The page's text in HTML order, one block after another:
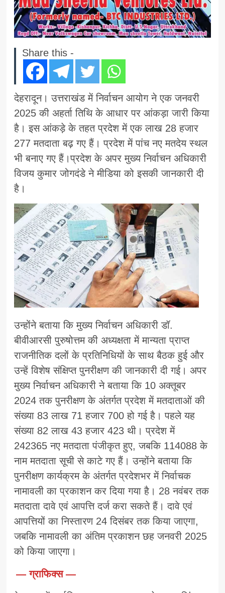
Share this -
देहरादून। उत्तराखंड में निर्वाचन आयोग ने एक जनवरी
2025 की अहर्ता तिथि के आधार पर आंकड़ा जारी किया
है। इस आंकड़े के तहत प्रदेश में एक लाख 28 हजार
277 मतदाता बढ़ गए हैं। प्रदेश में पांच नए मतदेय स्थल
भी बनाए गए हैं।प्रदेश के अपर मुख्य निर्वाचन अधिकारी
विजय कुमार जोगदंडे ने मीडिया को इसकी जानकारी दी
है।
उन्होंने बताया कि मुख्य निर्वाचन अधिकारी डॉ.
बीवीआरसी पुरुषोत्तम की अध्यक्षता में मान्यता प्राप्त
राजनीतिक दलों के प्रतिनिधियों के साथ बैठक हुई और
उन्हें विशेष संक्षिप्त पुनरीक्षण की जानकारी दी गई। अपर
मुख्य निर्वाचन अधिकारी ने बताया कि 10 अक्तूबर
2024 तक पुनरीक्षण के अंतर्गत प्रदेश में मतदाताओं की
संख्या 83 लाख 71 हजार 700 हो गई है। पहले यह
संख्या 82 लाख 43 हजार 423 थी। प्रदेश में
242365 नए मतदाता पंजीकृत हुए, जबकि 114088 के
नाम मतदाता सूची से काटे गए हैं। उन्होंने बताया कि
पुनरीक्षण कार्यक्रम के अंतर्गत प्रदेशभर में निर्वाचक
नामावली का प्रकाशन कर दिया गया है। 28 नवंबर तक
मतदाता दावे एवं आपत्ति दर्ज करा सकते हैं। दावे एवं
आपत्तियों का निस्तारण 24 दिसंबर तक किया जाएगा,
जबकि नामावली का अंतिम प्रकाशन छह जनवरी 2025
को किया जाएगा।
— ग्राफिक्स —